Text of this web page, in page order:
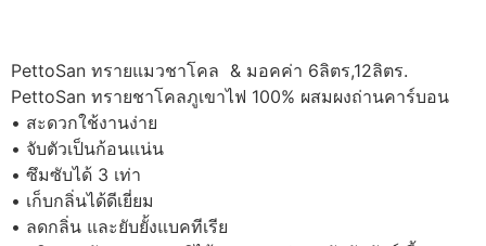
PettoSan ทรายแมวชาโคล & มอคค่า 6ลิตร,12ลิตร.
PettoSan ทรายชาโคลภูเขาไฟ 100% ผสมผงถ่านคาร์บอน
• สะดวกใช้งานง่าย
• จับตัวเป็นก้อนแน่น
• ซึมซับได้ 3 เท่า
• เก็บกลิ่นได้ดีเยี่ยม
• ลดกลิ่น และยับยั้งแบคทีเรีย